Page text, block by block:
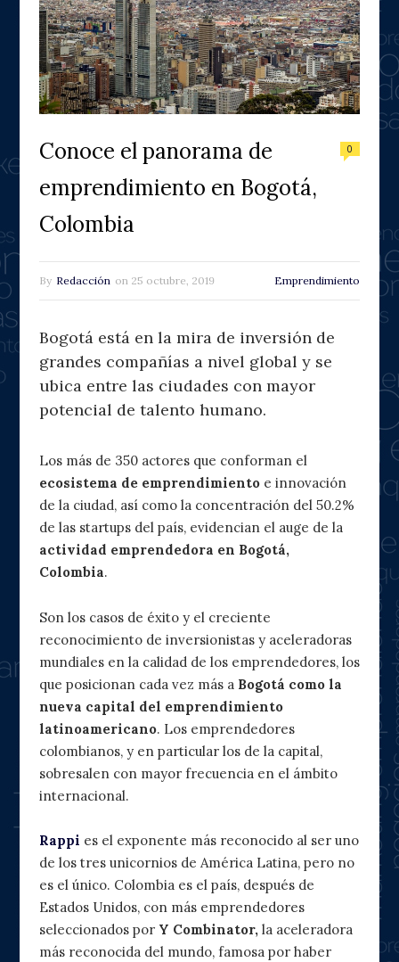
Conoce el panorama de
emprendimiento en Bogotá,
Colombia
0
By Redacción on 25 octubre, 2019 Emprendimiento
Bogotá está en la mira de inversión de
grandes compañías a nivel global y se
ubica entre las ciudades con mayor
potencial de talento humano.
Los más de 350 actores que conforman el
ecosistema de emprendimiento e innovación
de la ciudad, así como la concentración del 50.2%
de las startups del país, evidencian el auge de la
actividad emprendedora en Bogotá,
Colombia.
Son los casos de éxito y el creciente
reconocimiento de inversionistas y aceleradoras
mundiales en la calidad de los emprendedores, los
que posicionan cada vez más a Bogotá como la
nueva capital del emprendimiento
latinoamericano. Los emprendedores
colombianos, y en particular los de la capital,
sobresalen con mayor frecuencia en el ámbito
internacional.
Rappi es el exponente más reconocido al ser uno
de los tres unicornios de América Latina, pero no
es el único. Colombia es el país, después de
Estados Unidos, con más emprendedores
seleccionados por Y Combinator, la aceleradora
más reconocida del mundo, famosa por haber